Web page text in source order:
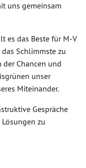
uns gemeinsam
es das Beste für M-V
Schlimmste zu
Chancen und
unser
Miteinander.
Gespräche
zu